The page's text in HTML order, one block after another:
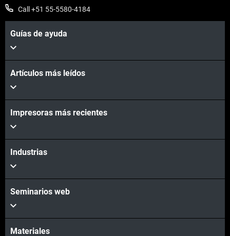
Vea más
Vea más
Call +51 55-5580-4184
Guías de ayuda
Artículos más leídos
Impresoras más recientes
Industrias
Seminarios web
Materiales